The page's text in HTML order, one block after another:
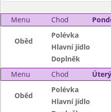
Menu Chod
Oběd
Polévka
Hlavní jídlo
Doplněk
Menu
Chod
Oběd
Polévka
Hlavní jídlo